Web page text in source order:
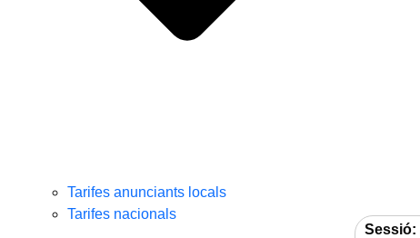
Tarifes anunciants locals
Tarifes nacionals
Sessió: